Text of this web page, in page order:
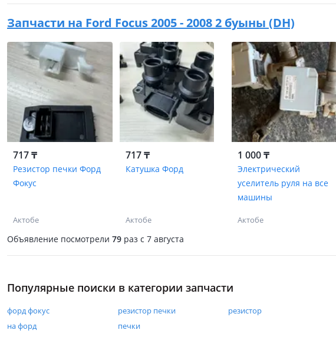
Запчасти на Ford Focus 2005 - 2008 2 буыны (DH)
717 ₸
Резистор печки Форд
Фокус
Актобе
717 ₸
Катушка Форд
Актобе
1 000 ₸
Электрический
уселитель руля на все
машины
Актобе
Объявление посмотрели 79 раз c 7 августа
Популярные поиски в категории запчасти
форд фокус резистор печки резистор
на форд
печки